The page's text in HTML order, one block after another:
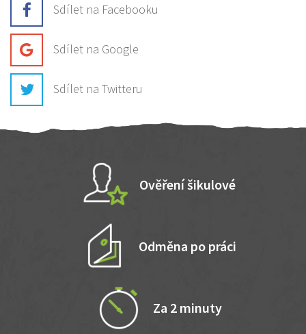
Sdílet na Facebooku
Sdílet na Google
Sdílet na Twitteru
Ověření šikulové
Odměna po práci
Za 2 minuty